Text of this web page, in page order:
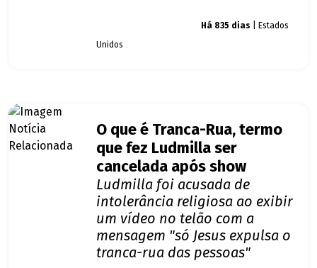
Há 835 dias | Estados
Unidos
O que é Tranca-Rua, termo
que fez Ludmilla ser
cancelada após show
Ludmilla foi acusada de
intolerância religiosa ao exibir
um vídeo no telão com a
mensagem "só Jesus expulsa o
tranca-rua das pessoas"